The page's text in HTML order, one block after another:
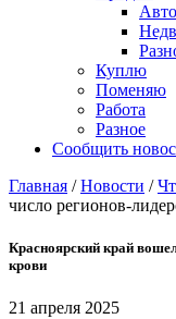
Авто
Куплю
Поменяю
Работа
Разное
Сообщить
Главная /Новости /
число регионов-
Красноярский край
крови
21 апреля 2025